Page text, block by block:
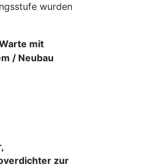
wurden
mit
/ Neubau
zur